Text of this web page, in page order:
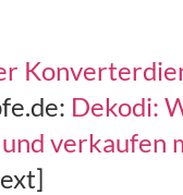
Dekodi:
verkaufen